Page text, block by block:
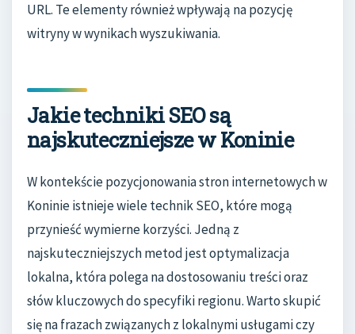
URL. Te elementy również wpływają na pozycję
witryny w wynikach wyszukiwania.
Jakie techniki SEO są
najskuteczniejsze w Koninie
W kontekście pozycjonowania stron internetowych w
Koninie istnieje wiele technik SEO, które mogą
przynieść wymierne korzyści. Jedną z
najskuteczniejszych metod jest optymalizacja
lokalna, która polega na dostosowaniu treści oraz
słów kluczowych do specyfiki regionu. Warto skupić
się na frazach związanych z lokalnymi usługami czy